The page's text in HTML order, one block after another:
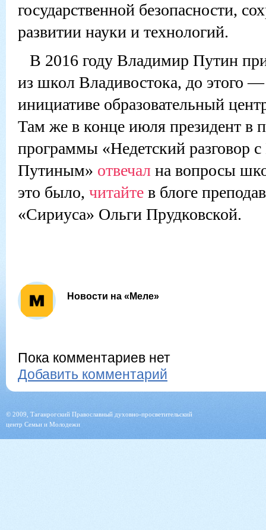
государственной безопасности,
развитии науки и технологий.
В 2016 году Владимир Путин
из школ Владивостока, до этого
инициативе образовательный
Там же в конце июля президент в
программы «Недетский разговор
Путиным» отвечал на вопросы
это было, читайте в блоге
«Сириуса» Ольги Прудковской.
Новости на «Меле»
Пока комментариев нет
Добавить комментарий
© 2009, Таганрогский Православный духовно-просветительский
центр Семьи и Молодежи